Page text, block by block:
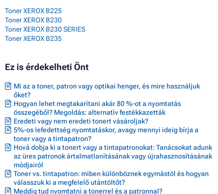
Toner XEROX B225
Toner XEROX B230
Toner XEROX B230 SERIES
Toner XEROX B235
Ez is érdekelheti Önt
Mi az a toner, patron vagy optikai henger, és mire használjuk
őket?
Hogyan lehet megtakarítani akár 80 %-ot a nyomtatás
összegéből? Megoldás: alternatív festékkazetták
Eredeti vagy nem eredeti tonert vásároljak?
5%-os lefedettség nyomtatáskor, avagy mennyi ideig bírja a
toner vagy a tintapatron?
Hová dobja ki a tonert vagy a tintapatronokat: Tanácsokat adunk
az üres patronok ártalmatlanításának vagy újrahasznosításának
módjairól
Toner vs. tintapatron: miben különböznek egymástól és hogyan
válasszuk ki a megfelelő utántöltőt?
Meddig tud nyomtatni a tonerrel és a patronnal?